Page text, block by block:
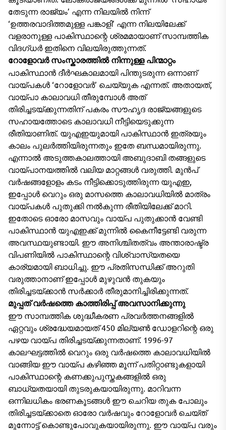
തേടുന്ന രാജ്യം’ എന്ന നിലയിൽ നിന്ന്
‘ഉത്തരവാദിത്തമുള്ള പങ്കാളി’ എന്ന നിലയിലേക്ക്
വളരാനുള്ള പാകിസ്ഥാന്റെ ശ്രമമായാണ് സാമ്പത്തിക
വിദഗ്ധർ ഇതിനെ വിലയിരുത്തുന്നത്.
റോളോവർ സംസ്കാരത്തിൽ നിന്നുള്ള പിന്മാറ്റം
പാകിസ്ഥാൻ ദീർഘകാലമായി പിന്തുടരുന്ന ഒന്നാണ്
വായ്പകൾ ‘റോളോവർ’ ചെയ്യുക എന്നത്. അതായത്,
വായ്പാ കാലാവധി തീരുമ്പോൾ അത്
തിരിച്ചടയ്ക്കുന്നതിന് പകരം സൗഹൃദ രാജ്യങ്ങളുടെ
സഹായത്തോടെ കാലാവധി നീട്ടിയെടുക്കുന്ന
രീതിയാണിത്. യുഎഇയുമായി പാകിസ്ഥാൻ ഇത്രയും
കാലം പുലർത്തിയിരുന്നതും ഇതേ ബന്ധമായിരുന്നു.
എന്നാൽ അടുത്തകാലത്തായി അബുദാബി തങ്ങളുടെ
വായ്പാനയത്തിൽ വലിയ മാറ്റങ്ങൾ വരുത്തി. മുൻപ്
വർഷങ്ങളോളം കടം നീട്ടിക്കൊടുത്തിരുന്ന യുഎഇ,
ഇപ്പോൾ വെറും ഒരു മാസത്തെ കാലാവധിയിൽ മാത്രം
വായ്പകൾ പുതുക്കി നൽകുന്ന രീതിയിലേക്ക് മാറി.
ഇതോടെ ഓരോ മാസവും വായ്പ പുതുക്കാൻ വേണ്ടി
പാകിസ്ഥാൻ യുഎഇക്ക് മുന്നിൽ കൈനീട്ടേണ്ടി വരുന്ന
അവസ്ഥയുണ്ടായി. ഈ അനിശ്ചിതത്വം അന്താരാഷ്ട്ര
വിപണിയിൽ പാകിസ്ഥാന്റെ വിശ്വാസ്യതയെ
കാര്യമായി ബാധിച്ചു. ഈ പ്രതിസന്ധിക്ക് അറുതി
വരുത്താനാണ് ഇപ്പോൾ മുഴുവൻ തുകയും
തിരിച്ചടയ്ക്കാൻ സർക്കാർ തീരുമാനിച്ചിരിക്കുന്നത്.
മുപ്പത് വർഷത്തെ കാത്തിരിപ്പ് അവസാനിക്കുന്നു
ഈ സാമ്പത്തിക ശുദ്ധീകരണ പ്രവർത്തനങ്ങളിൽ
ഏറ്റവും ശ്രദ്ധേയമായത് 450 മില്യൺ ഡോളറിന്റെ ഒരു
പഴയ വായ്പ തിരിച്ചടയ്ക്കുന്നതാണ്. 1996-97
കാലഘട്ടത്തിൽ വെറും ഒരു വർഷത്തെ കാലാവധിയിൽ
വാങ്ങിയ ഈ വായ്പ കഴിഞ്ഞ മൂന്ന് പതിറ്റാണ്ടുകളായി
പാകിസ്ഥാന്റെ കണക്കുപുസ്തകങ്ങളിൽ ഒരു
ബാധ്യതയായി തുടരുകയായിരുന്നു. മാറിവന്ന
ഒന്നിലധികം ഭരണകൂടങ്ങൾ ഈ ചെറിയ തുക പോലും
തിരിച്ചടയ്ക്കാതെ ഓരോ വർഷവും റോളോവർ ചെയ്ത്
മുന്നോട്ട് കൊണ്ടുപോവുകയായിരുന്നു. ഈ വായ്പ വരും